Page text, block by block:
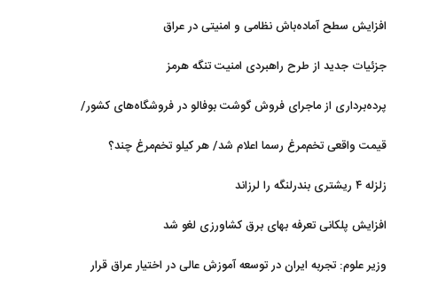
افزایش سطح آماده‌باش نظامی و امنیتی در عراق
جزئیات جدید از طرح راهبردی امنیت تنگه هرمز
پرده‌برداری از ماجرای فروش گوشت بوفالو در فروشگاه‌های کشور/
قیمت واقعی تخم‌مرغ رسما اعلام شد/ هر کیلو تخم‌مرغ چند؟
زلزله ۴ ریشتری بندرلنگه را لرزاند
افزایش پلکانی تعرفه بهای برق کشاورزی لغو شد
وزیر علوم: تجربه ایران در توسعه آموزش عالی در اختیار عراق قرار